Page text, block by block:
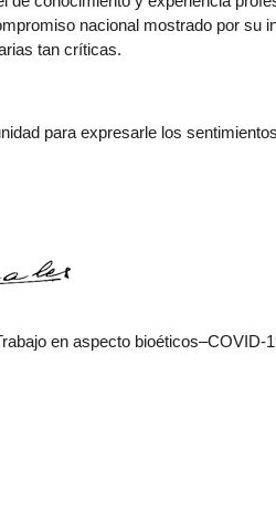
nacional mostrado por su
tan críticas.
para expresarle los
en aspecto bioéticos–COVID-